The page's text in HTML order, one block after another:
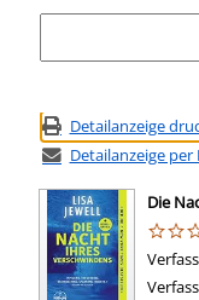
Detailanzeige
Detailanzeige per
Die